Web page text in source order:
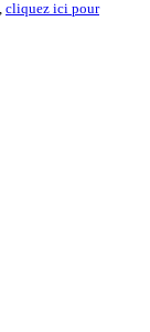
cliquez ici pour